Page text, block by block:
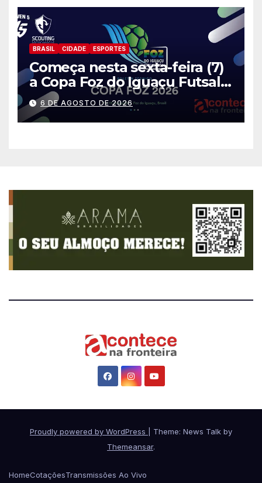
BRASIL CIDADE ESPORTES
Começa nesta sexta-feira (7)
a Copa Foz do Iguaçu Futsal
2026 com equipes de quatro
países
6 DE AGOSTO DE 2026
Proudly powered by WordPress
Theme: News Talk by
Themeansar.
HomeCotaçõesTransmissões Ao Vivo